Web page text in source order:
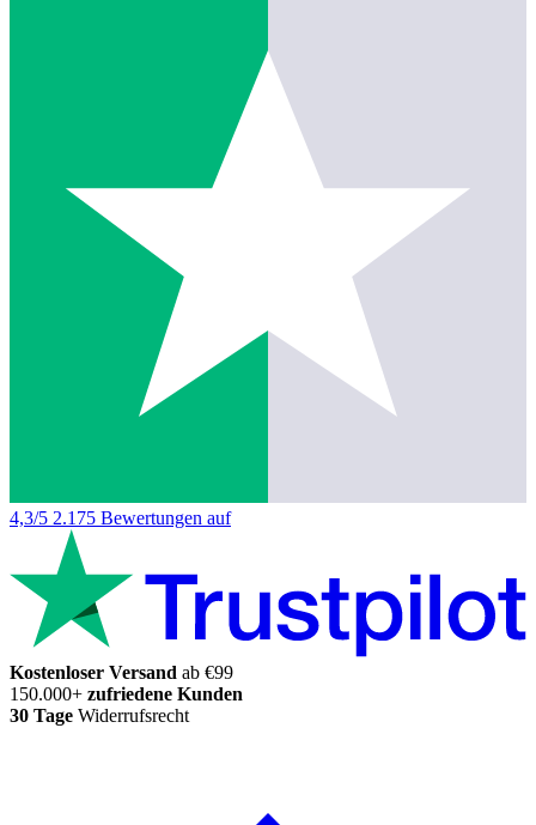
4,3/5 2.175 Bewertungen auf
Kostenloser Versand ab €99
150.000+ zufriedene Kunden
30 Tage Widerrufsrecht